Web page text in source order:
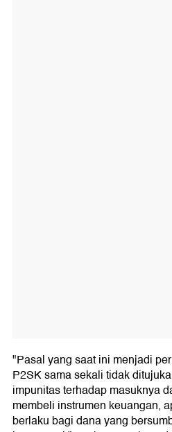
"Pasal yang saat ini menjadi
P2SK sama sekali tidak
impunitas terhadap masuknya
membeli instrumen keuangan,
berlaku bagi dana yang